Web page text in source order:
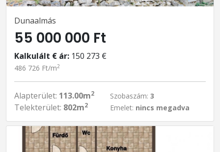
Dunaalmás
55 000 000 Ft
Kalkulált € ár: 150 273 €
486 726 Ft/m2
Alapterület: 113.00m2
Telekterület: 802m2
Szobaszám: 3
Emelet: nincs megadva